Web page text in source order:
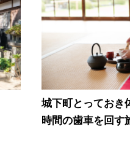
城下町とっておき
時間の歯車を回す